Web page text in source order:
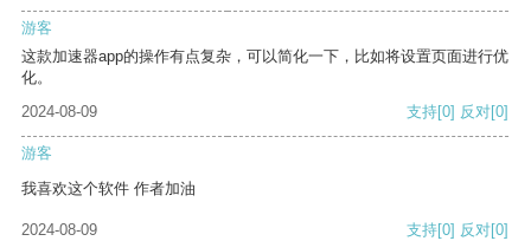
游客
这款加速器app的操作有点复杂，可以简化一下，比如将设置页面进行优
化。
2024-08-09
支持[0] 反对[0]
游客
我喜欢这个软件 作者加油
2024-08-09 支持[0] 反对[0]